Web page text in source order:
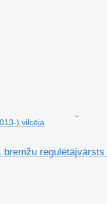
) vilcēja
bremžu